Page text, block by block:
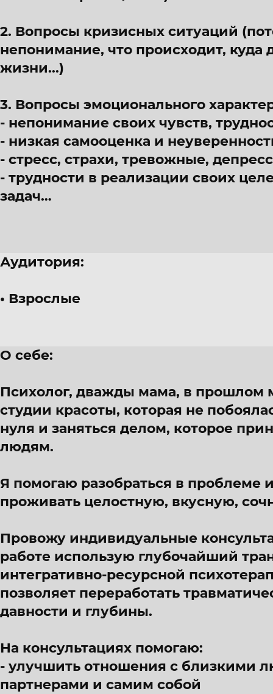
2. Вопросы кризисных ситуаций
непонимание, что происходит, куда
жизни...)
3. Вопросы эмоционального
- непонимание своих чувств,
- низкая самооценка и
- стресс, страхи, тревожные,
- трудности в реализации своих
задач…
Аудитория:
Взрослые
О себе:
Психолог, дважды мама, в прошлом
студии красоты, которая не
нуля и заняться делом, которое
людям.
Я помогаю разобраться в проблеме
проживать целостную, вкусную,
Провожу индивидуальные
работе использую глубочайший
интегративно-ресурсной
позволяет переработать
давности и глубины.
На консультациях помогаю:
- улучшить отношения с близкими
партнерами и самим собой